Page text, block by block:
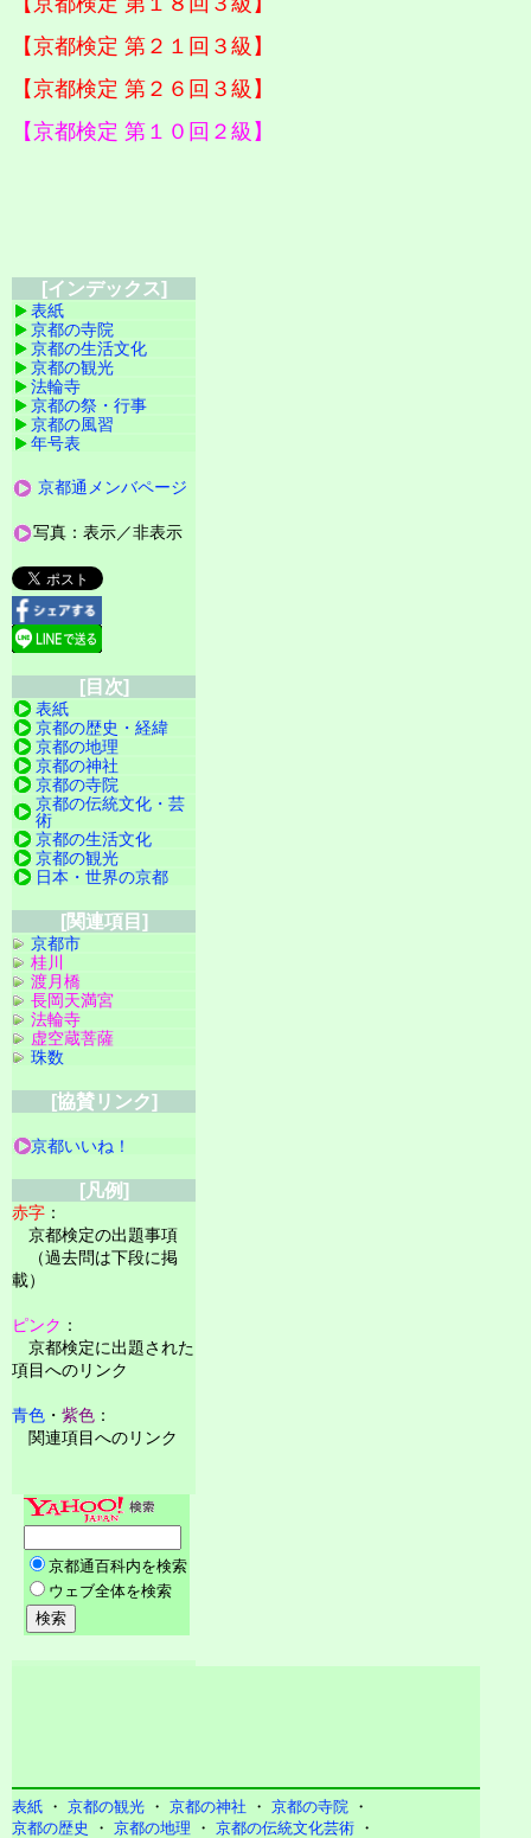
【京都検定 第２１回３級】
【京都検定 第２６回３級】
【京都検定 第１０回２級】
[インデックス]
表紙
京都の寺院
京都の生活文化
京都の観光
法輪寺
京都の祭・行事
京都の風習
年号表
京都通メンバページ
写真：表示／非表示
[目次]
表紙
京都の歴史・経緯
京都の地理
京都の神社
京都の寺院
京都の伝統文化・芸
術
京都の生活文化
京都の観光
日本・世界の京都
[関連項目]
京都市
桂川
渡月橋
長岡天満宮
法輪寺
虚空蔵菩薩
珠数
[協賛リンク]
京都いいね！
[凡例]
赤字 ：
京都検定の出題事項
（過去問は下段に掲
載）
ピンク ：
京都検定に出題された
項目へのリンク
青色 ・ 紫色 ：
関連項目へのリンク
表紙 ・ 京都の観光 ・ 京都の神社 ・ 京都の寺院 ・
京都の歴史
・ 京都の地理 ・ 京都の伝統文化芸術 ・